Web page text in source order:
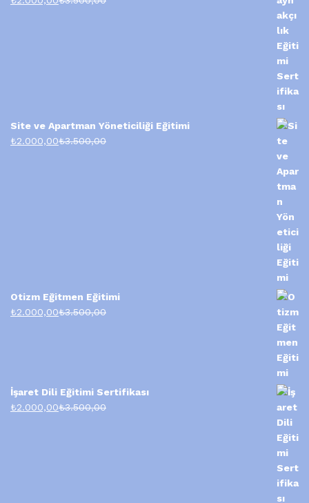
Site ve Apartman Yöneticiliği Eğitimi
₺2.000,00₺3.500,00
Otizm Eğitmen Eğitimi
₺2.000,00₺3.500,00
İşaret Dili Eğitimi Sertifikası
₺2.000,00₺3.500,00